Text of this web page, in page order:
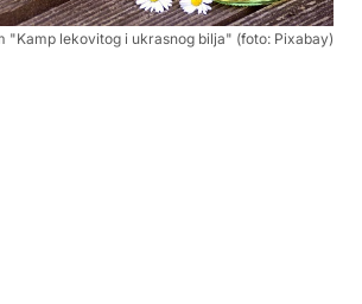
"Kamp lekovitog i ukrasnog bilja" (foto: Pixabay)